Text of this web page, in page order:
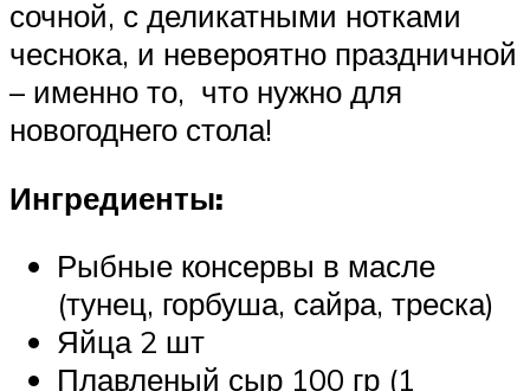
сочной, с деликатными нотками
чеснока, и невероятно праздничной
– именно то, что нужно для
новогоднего стола!
Ингредиенты:
Рыбные консервы в масле
(тунец, горбуша, сайра, треска)
Яйца 2 шт
Плавленый сыр 100 гр (1